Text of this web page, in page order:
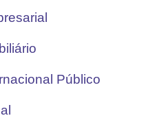
Público